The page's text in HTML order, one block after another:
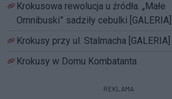
Krokusowa rewolucja u źródła. „Małe
Omnibuski” sadziły cebulki [GALERIA]
Krokusy przy ul. Stalmacha [GALERIA]
Krokusy w Domu Kombatanta
REKLAMA